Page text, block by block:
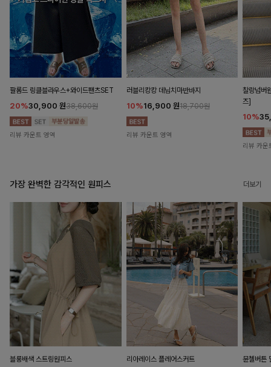
팔롬드 링클블라우스+와이드팬츠SET
20%30,900 원38,600원
리뷰 카운트 영역
러블리캉캉 데님치마반바지
10%16,900 원18,700원
리뷰 카운트 영역
찰랑넘버
즈]
10%
리뷰 카운
가장 완벽한 감각적인 원피스 더보기
블룽배색 스트링원피스 리아레이스 플레어스커트 뮨첼버튼